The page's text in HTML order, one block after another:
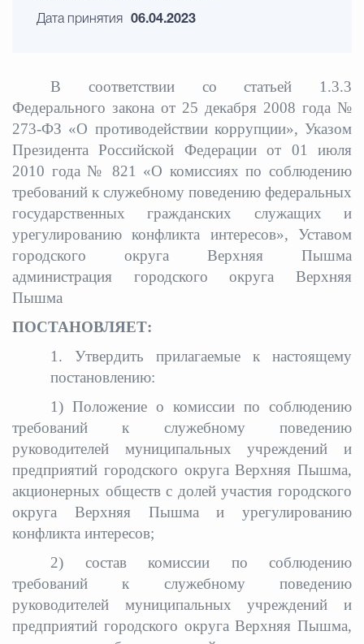
Дата принятия 06.04.2023
В соответствии со статьей 1.3.3
Федерального закона от 25 декабря 2008 года №
273-ФЗ «О противодействии коррупции», Указом
Президента Российской Федерации от 01 июля
2010 года № 821 «О комиссиях по соблюдению
требований к служебному поведению федеральных
государственных гражданских служащих и
урегулированию конфликта интересов», Уставом
городского округа Верхняя Пышма
администрация городского округа Верхняя
Пышма
ПОСТАНОВЛЯЕТ:
1. Утвердить прилагаемые к настоящему
постановлению:
1) Положение о комиссии по соблюдению
требований к служебному поведению
руководителей муниципальных учреждений и
предприятий городского округа Верхняя Пышма,
акционерных обществ с долей участия городского
округа Верхняя Пышма и урегулированию
конфликта интересов;
2) состав комиссии по соблюдению
требований к служебному поведению
руководителей муниципальных учреждений и
предприятий городского округа Верхняя Пышма,